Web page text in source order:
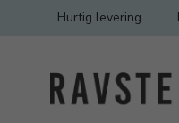
Hurtig levering